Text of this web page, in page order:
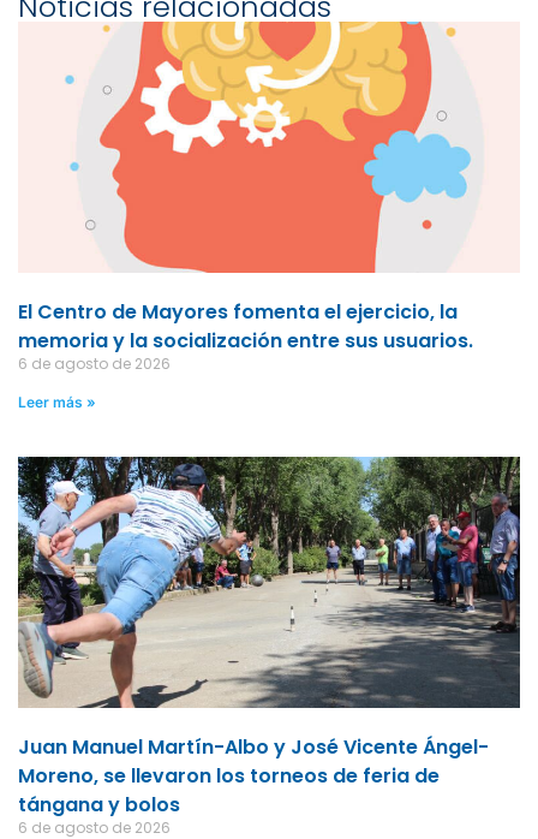
El Centro de Mayores fomenta el ejercicio, la
memoria y la socialización entre sus usuarios.
6 de agosto de 2026
Leer más »
Juan Manuel Martín-Albo y José Vicente Ángel-
Moreno, se llevaron los torneos de feria de
tángana y bolos
6 de agosto de 2026